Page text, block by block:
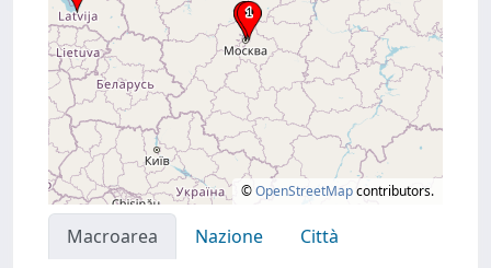
©OpenStreetMapcontributors.
Macroarea Nazione
Città